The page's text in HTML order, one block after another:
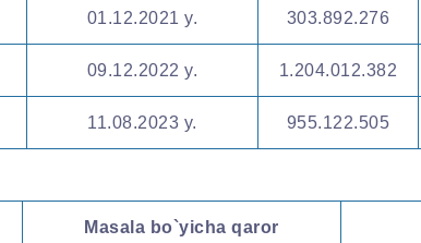
01.12.2021 y. 303.892.276
09.12.2022 y. 1.204.012.382
11.08.2023 y. 955.122.505
Masala bo`yicha qaror